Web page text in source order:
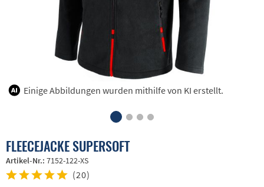
Einige Abbildungen wurden mithilfe von KI erstellt.
FLEECEJACKE SUPERSOFT
Artikel-Nr.: 7152-122-XS
(20)